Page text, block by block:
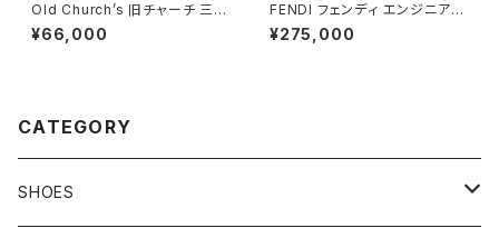
Old Church’s 旧チャーチ 三都
市 Grafton グラフトン 100F
¥66,000
FENDI フェンディ エンジニアブ
ーツ 8.5
¥275,000
CATEGORY
SHOES